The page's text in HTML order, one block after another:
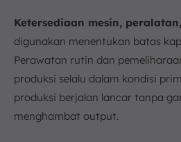
Ketersediaan mesin,
digunakan menentukan batas
Perawatan rutin dan
produksi selalu dalam kondisi
produksi berjalan lancar tanpa
menghambat output.